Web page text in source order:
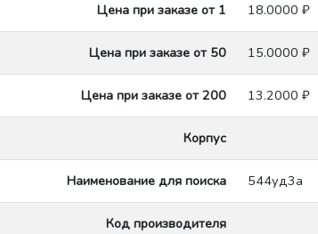
Цена при заказе от 1 18.0000 ₽
Цена при заказе от 50 15.0000 ₽
Цена при заказе от 200 13.2000 ₽
Корпус
Наименование для поиска 544уд3а
Код производителя